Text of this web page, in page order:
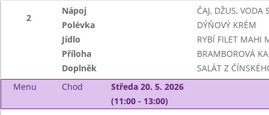
2
Nápoj
ČAJ, DŽUS, VODA
Polévka
DÝŇOVÝ KRÉM
Jídlo
RYBÍ FILET MAHI
Příloha
BRAMBOROVÁ
Doplněk
SALÁT Z
Menu
Chod
Středa 20. 5. 2026
(11:00 - 13:00)